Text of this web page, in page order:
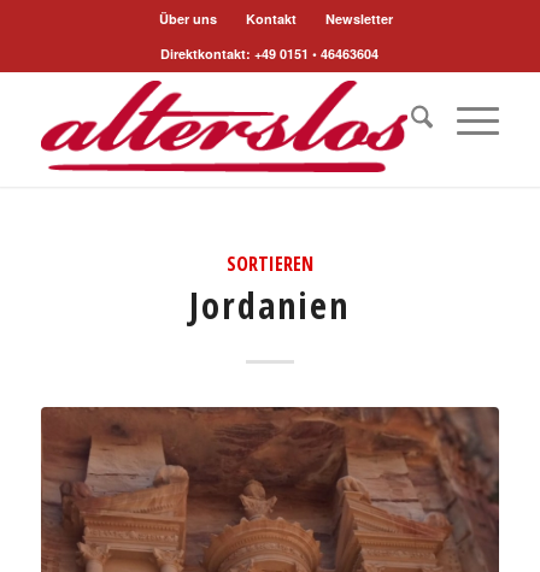
Über uns Kontakt
Newsletter
Direktkontakt: +49 0151 • 46463604
SORTIEREN
Jordanien